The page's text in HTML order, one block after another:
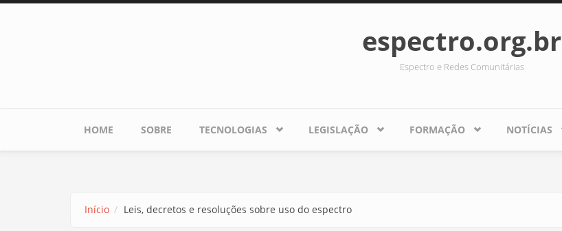
Pular para o conteúdo principal
espectro.org.br
Espectro e Redes Comunitárias
HOME SOBRE TECNOLOGIAS LEGISLAÇÃO FORMAÇÃO NOTÍCIAS
Início Leis, decretos e resoluções sobre uso do espectro